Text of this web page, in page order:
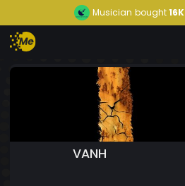
Musician bought16K
VANH